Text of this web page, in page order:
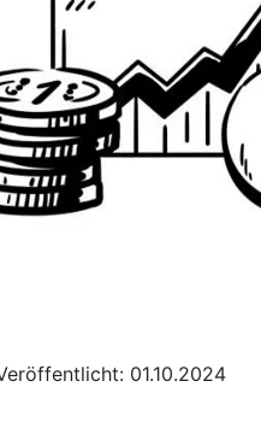
01.10.2024